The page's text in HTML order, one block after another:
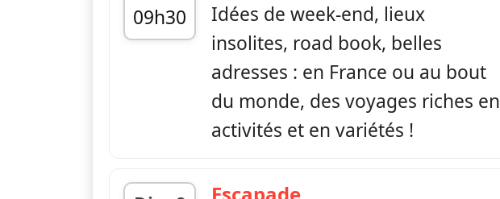
09h30
fin 09h54
Idées de week-end, lieux
insolites, road book, belles
adresses : en France ou au bout
du monde, des voyages riches en
activités et en variétés !
Escapade— Escapade